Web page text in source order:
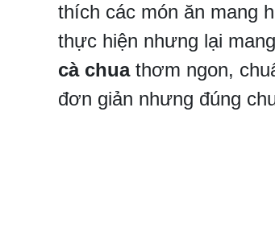
thích các món ăn mang
thực hiện nhưng lại
cà chuathơm ngon,
đơn giản nhưng đúng